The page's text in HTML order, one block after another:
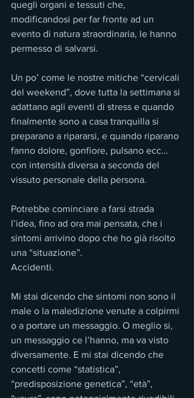
quegli organi e tessuti che,
modificandosi per far fronte ad un
evento di natura straordinaria, le hanno
permesso di salvarsi.
Un po’ come le nostre mitiche “cervicali
del weekend”, dove tutta la settimana si
adattano agli eventi di stress e quando
finalmente sono a casa tranquilla si
preparano a ripararsi, e quando riparano
fanno dolore, gonfiore, pulsano ecc…
con intensità diversa a seconda del
vissuto personale della persona.
Potrebbe cominciare a farsi strada
l’idea, fino ad ora mai pensata, che i
sintomi arrivino dopo che ho già risolto
una “situazione”.
Accidenti.
Mi stai dicendo che sintomi non sono il
male o la maledizione venute a colpirmi
o a portare un messaggio. O meglio si,
un messaggio ce l’hanno, ma va visto
diversamente. E mi stai dicendo che
concetti come “statistica”,
“predisposizione genetica”, “età”,